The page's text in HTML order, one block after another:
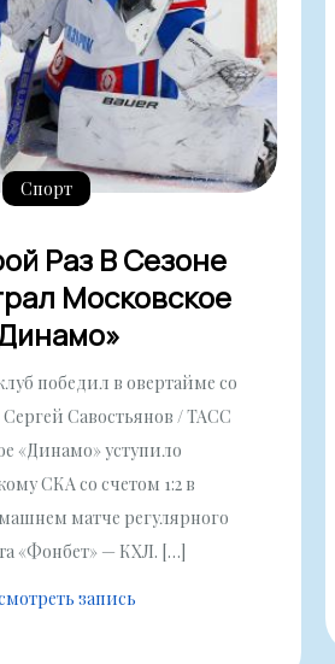
Спорт
Раз В Сезоне
Московское
победил в овертайме со
Сергей Савостьянов / ТАСС
«Динамо» уступило
СКА со счетом 1:2 в
матче регулярного
«Фонбет» — КХЛ. […]
запись